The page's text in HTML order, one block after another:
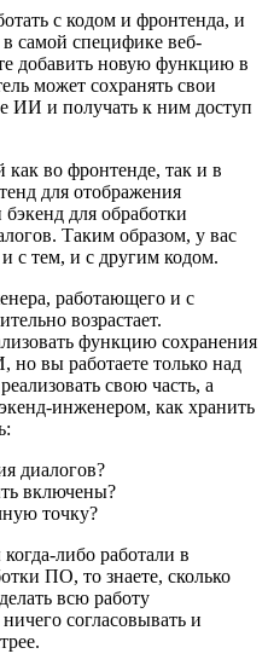
с кодом и фронтенда, и
самой специфике веб-
добавить новую функцию в
может сохранять свои
ИИ и получать к ним доступ
во фронтенде, так и в
для отображения
для обработки
Таким образом, у вас
с тем, и с другим кодом.
работающего и с
возрастает.
функцию сохранения
но вы работаете только над
свою часть, а
инженером, как хранить
диалогов?
включены?
точку?
либо работали в
ПО, то знаете, сколько
всю работу
согласовывать и